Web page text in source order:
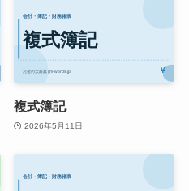
複式簿記
2026年5月11日